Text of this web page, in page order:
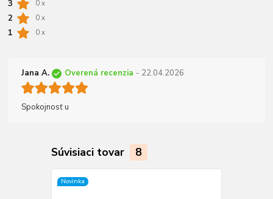
3 0 x
2 0 x
1 0 x
Jana A. Overená recenzia - 22.04.2026
Spokojnosť u
Súvisiaci tovar 8
Novinka